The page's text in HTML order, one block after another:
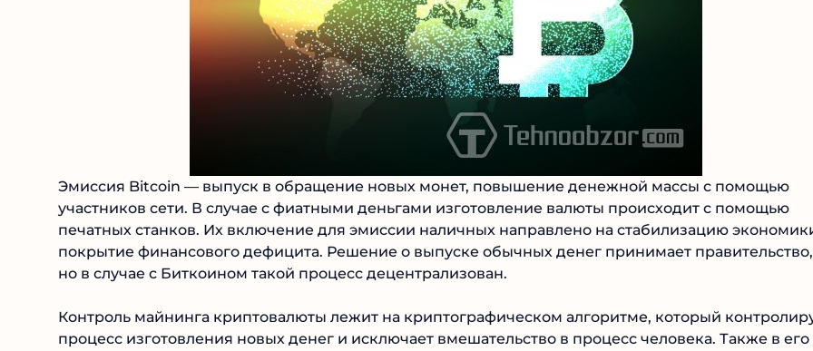
Эмиссия Bitcoin — выпуск в обращение новых монет, повышение денежной массы с помощью
участников сети. В случае с фиатными деньгами изготовление валюты происходит с помощью
печатных станков. Их включение для эмиссии наличных направлено на стабилизацию
покрытие финансового дефицита. Решение о выпуске обычных денег принимает правительство,
но в случае с Биткоином такой процесс децентрализован.
Контроль майнинга криптовалюты лежит на криптографическом алгоритме, который
процесс изготовления новых денег и исключает вмешательство в процесс человека. Также в его